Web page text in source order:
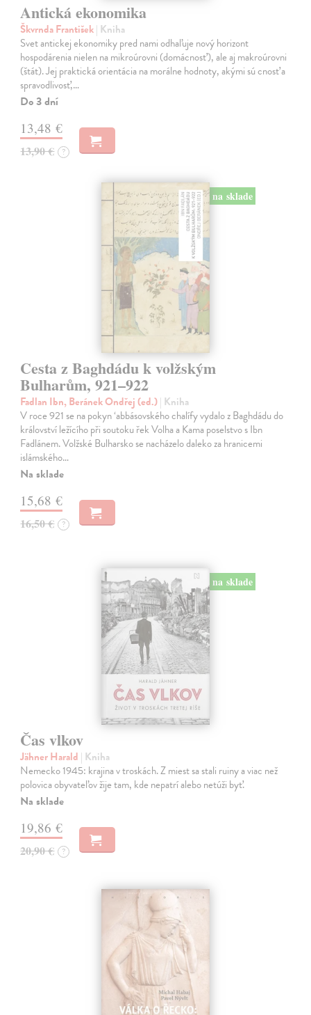
Antická ekonomika
Škvrnda František| Kniha
Svet antickej ekonomiky pred nami odhaľuje nový horizont
hospodárenia nielen na mikroúrovni (domácnosť), ale aj makroúrovni
(štát). Jej praktická orientácia na morálne hodnoty, akými sú cnosť a
spravodlivosť,…
Do 3 dní
13,48 €
13,90 € ?
na sklade
Cesta z Baghdádu k volžským
Bulharům, 921–922
Fadlan Ibn, Beránek Ondřej (ed.)| Kniha
V roce 921 se na pokyn ‘abbásovského chalífy vydalo z Baghdádu do
království ležícího při soutoku řek Volha a Kama poselstvo s Ibn
Fadlánem. Volžské Bulharsko se nacházelo daleko za hranicemi
islámského…
Na sklade
15,68 €
16,50 € ?
na sklade
Čas vlkov
Jähner Harald | Kniha
Nemecko 1945: krajina v troskách. Z miest sa stali ruiny a viac než
polovica obyvateľov žije tam, kde nepatrí alebo netúži byť.
Na sklade
19,86 €
20,90 € ?